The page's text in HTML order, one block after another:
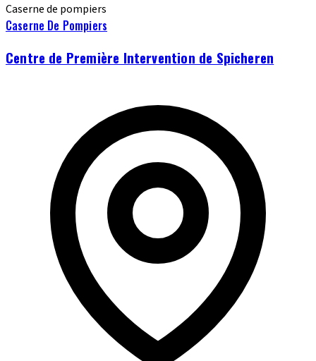
Caserne de pompiers
Caserne De Pompiers
Centre de Première Intervention de Spicheren